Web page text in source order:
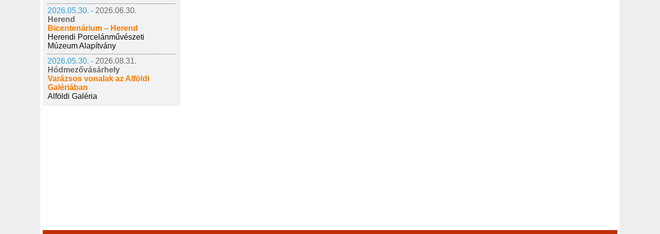
2026.05.30. - 2026.06.30.
Herend
Bicentenárium – Herend
Herendi Porcelánművészeti
Múzeum Alapítvány
2026.05.30. - 2026.08.31.
Hódmezővásárhely
Varázsos vonalak az Alföldi
Galériában
Alföldi Galéria